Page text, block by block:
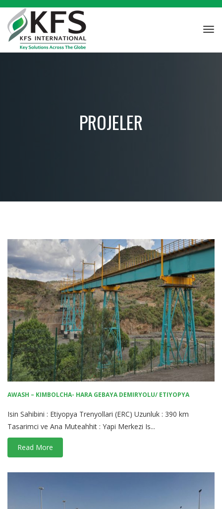
PROJELER
AWASH – KIMBOLCHA- HARA GEBAYA DEMIRYOLU/ ETIYOPYA
Isin Sahibini : Etiyopya Trenyollari (ERC) Uzunluk : 390 km
Tasarimci ve Ana Muteahhit : Yapi Merkezi Is...
Read More